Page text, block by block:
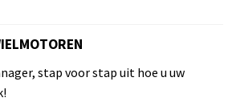
stap voor stap uit hoe u uw